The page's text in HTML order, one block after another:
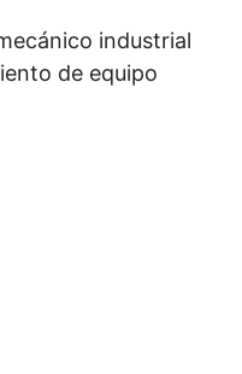
industrial
de equipo